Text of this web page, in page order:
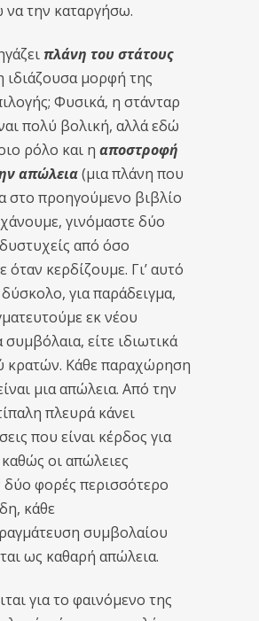
να την καταργήσω.
πλάνη του στάτους
ιδιάζουσα μορφή της
Φυσικά, η στάνταρ
πολύ βολική, αλλά εδώ
ρόλο και η αποστροφή
απώλεια(μια πλάνη που
στο προηγούμενο βιβλίο
γινόμαστε δύο
από όσο
όταν κερδίζουμε. Γι’ αυτό
για παράδειγμα,
εκ νέου
είτε ιδιωτικά
κρατών. Κάθε παραχώρηση
μια απώλεια. Από την
πλευρά κάνει
που είναι κέρδος για
οι απώλειες
δύο φορές περισσότερο
κάθε
συμβολαίου
ως καθαρή απώλεια.
για το φαινόμενο της